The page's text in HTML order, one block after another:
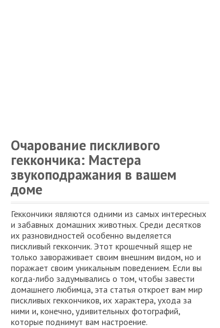
Очарование пискливого
геккончика: Мастера
звукоподражания в вашем
доме
Геккончики являются одними из самых интересных
и забавных домашних животных. Среди десятков
их разновидностей особенно выделяется
пискливый геккончик. Этот крошечный ящер не
только завораживает своим внешним видом, но и
поражает своим уникальным поведением. Если вы
когда-либо задумывались о том, чтобы завести
домашнего любимца, эта статья откроет вам мир
пискливых геккончиков, их характера, ухода за
ними и, конечно, удивительных фотографий,
которые поднимут вам настроение.